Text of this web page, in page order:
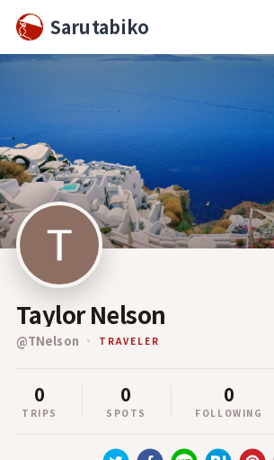
Sarutabiko
Taylor Nelson
@TNelson TRAVELER
0
TRIPS
0
SPOTS
0
FOLLOWING